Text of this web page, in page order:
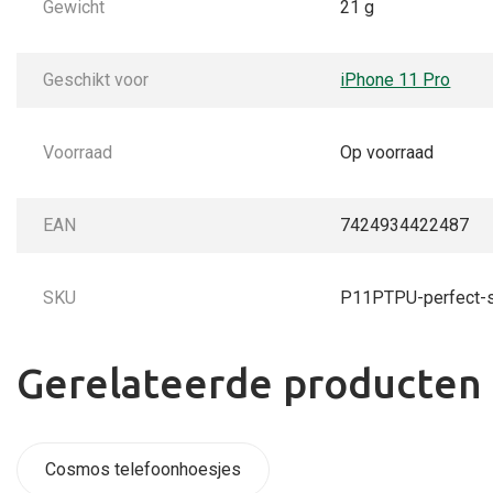
Gewicht 21 g
Geschikt voor iPhone 11 Pro
Voorraad Op voorraad
EAN 7424934422487
SKU P11PTPU-perfect-
Gerelateerde producten
Cosmos telefoonhoesjes